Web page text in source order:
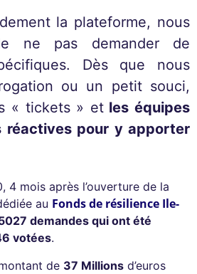
la plateforme, nous
ne pas demander de
Dès que nous
ou un petit souci,
« tickets » etles équipes
réactives pour y apporter
4 mois après l’ouverture de la
au Fonds de résilience Ile-
demandes qui ont été
votées.
de 37 Millions d’euros